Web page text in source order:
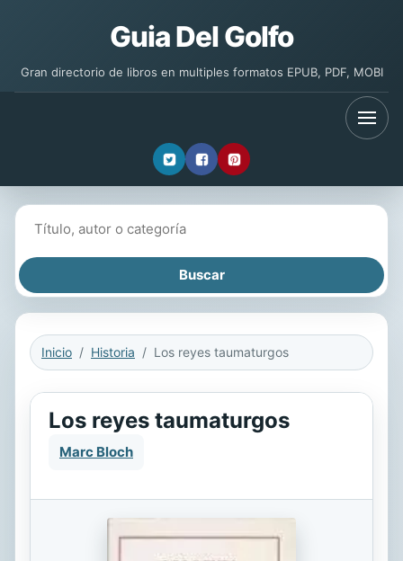
Guia Del Golfo
Gran directorio de libros en multiples formatos EPUB, PDF, MOBI
Inicio Historia Los reyes taumaturgos
Los reyes taumaturgos
Marc Bloch